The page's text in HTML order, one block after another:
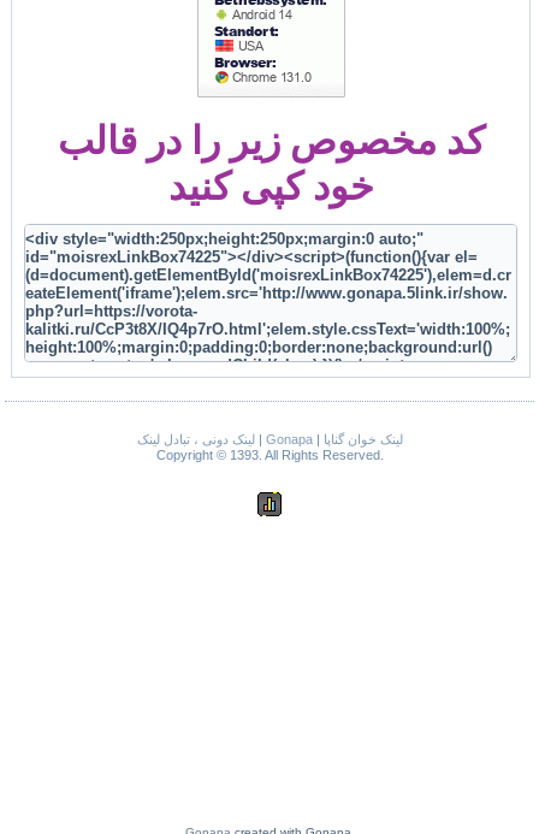
کد مخصوص زیر را در قالب
خود کپی کنید
لینک دونی ، تبادل لینک| Gonapa|
لینک خوان گناپا
Copyright © 1393. All Rights Reserved.